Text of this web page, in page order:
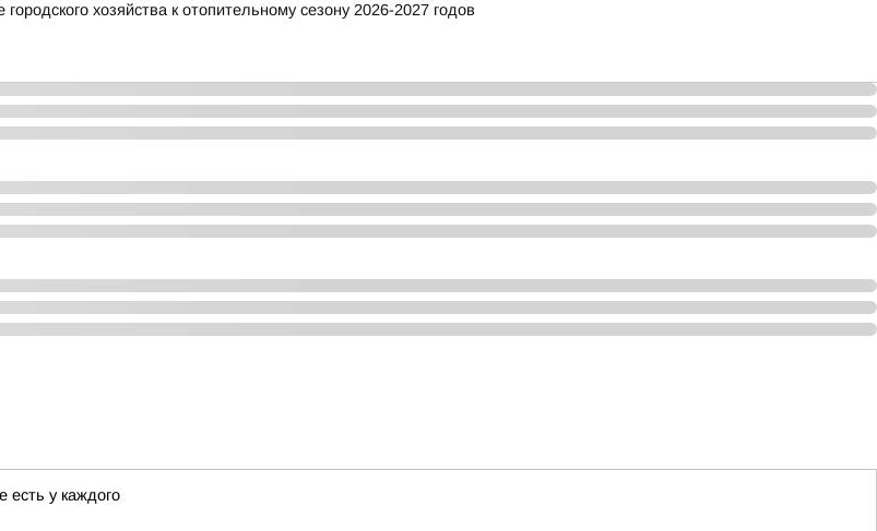
хозяйства к отопительному сезону 2026-2027 годов
есть у каждого